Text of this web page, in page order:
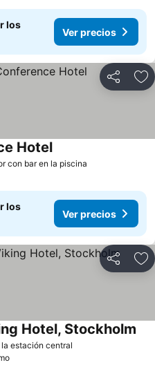
los
Ver precios
Compartir
con bar en la piscina
Hotel
los
Ver precios
Compartir
estación central
Hotel, Stockholm